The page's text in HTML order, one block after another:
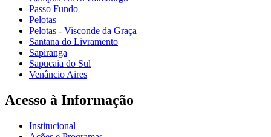
Passo Fundo
Pelotas
Pelotas - Visconde da Graça
Santana do Livramento
Sapiranga
Sapucaia do Sul
Venâncio Aires
Acesso à Informação
Institucional